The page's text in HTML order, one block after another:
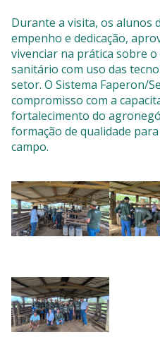
Durante a visita, os alunos
empenho e dedicação,
vivenciar na prática sobre
sanitário com uso das
setor. O Sistema Faperon/
compromisso com a
fortalecimento do
formação de qualidade
campo.